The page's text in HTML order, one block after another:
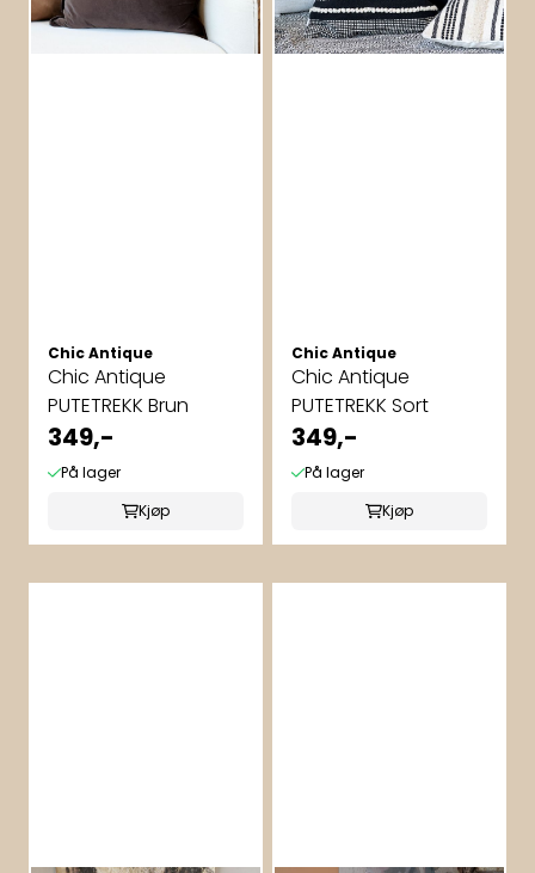
Chic Antique
Chic Antique
PUTETREKK Brun
349,-
På lager
Kjøp
Chic Antique
Chic Antique
PUTETREKK Sort
349,-
På lager
Kjøp